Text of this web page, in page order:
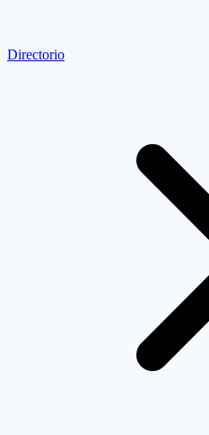
Directorio